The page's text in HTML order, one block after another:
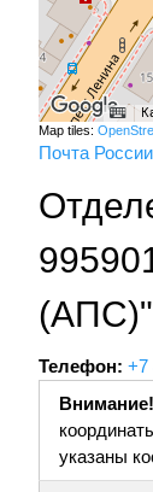
Map tiles:
Почта России
(АПС)"
Телефон: +7
Внимание!
указаны